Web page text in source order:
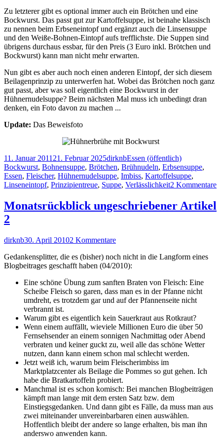
Zu letzterer gibt es optional immer auch ein Brötchen und eine
Bockwurst. Das passt gut zur Kartoffelsuppe, ist beinahe klassisch
zu nennen beim Erbseneintopf und ergänzt auch die Linsensuppe
und den Weiße-Bohnen-Eintopf aufs trefflichste. Die Suppen sind
übrigens durchaus essbar, für den Preis (3 Euro inkl. Brötchen und
Bockwurst) kann man nicht mehr erwarten.
Nun gibt es aber auch noch einen anderen Eintopf, der sich diesem
Beilagenprinzip zu unterwerfen hat. Wobei das Brötchen noch ganz
gut passt, aber was soll eigentlich eine Bockwurst in der
Hühnernudelsuppe? Beim nächsten Mal muss ich unbedingt dran
denken, ein Foto davon zu machen ...
Update: Das Beweisfoto
Veröffentlicht
am
11. Januar 2011 21. Februar 2025Autor
dirknbKategorien
Essen (öffentlich)
Bockwurst, Bohnensuppe, Brötchen, Brühnudeln, Erbsensuppe,
Essen, Fleischer, Hühnernudelsuppe, Imbiss, Kartoffelsuppe,
Linseneintopf, Prinzipientreue, Suppe, Verlässlichkeit2 Kommentare
Monatsrückblick ungeschriebener Artikel
2
Autor
dirknbVeröffentlicht
30. April 20102 Kommentarezu
ungeschriebener
Artikel
Gedankensplitter, die es (bisher) noch nicht in die Langform eines
Blogbeitrages geschafft haben (04/2010):
Eine schöne Übung zum sanften Braten von Fleisch: Eine
Scheibe Fleisch so garen, dass man es in der Pfanne nicht
umdreht, es trotzdem gar und auf der Pfannenseite nicht
verbrannt ist.
Warum gibt es eigentlich kein Sauerkraut aus Rotkraut?
Wenn einem auffällt, wieviele Millionen Euro die über 50
Fernsehsender an einem sonnigen Nachmittag oder Abend
verbraten und keiner guckt zu, weil alle das schöne Wetter
nutzen, dann kann einem schon mal schlecht werden.
Jetzt weiß ich, warum beim Fleischerimbiss im
Marktplatzcenter als Beilage die Pommes so gut gehen. Ich
habe die Bratkartoffeln probiert.
Manchmal ist es schon komisch: Bei manchen Blogbeiträgen
kämpft man lange mit dem ersten Satz bzw. dem
Einstiegsgedanken. Und dann gibt es Fälle, da muss man aus
zwei miteinander unvereinbarbaren einen auswählen.
Hoffentlich bleibt der andere so lange erhalten, bis man ihn
anderswo anwenden kann.